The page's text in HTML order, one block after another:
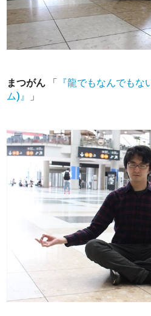
まつがん 「
『龍でもなんでも
ム)』
」